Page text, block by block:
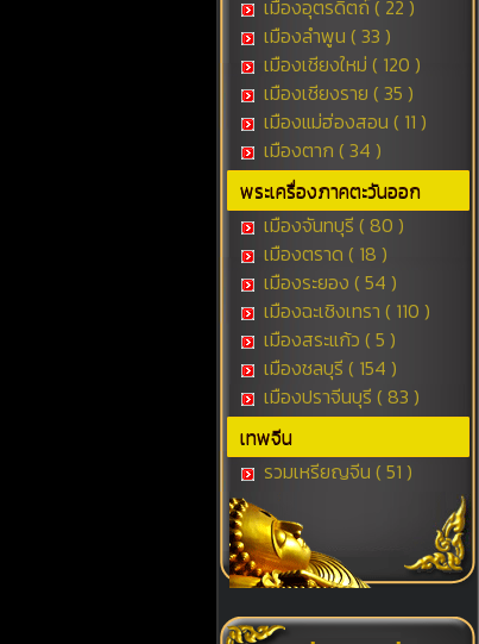
เมืองอุตรดิตถ์ ( 22 )
เมืองลำพูน ( 33 )
เมืองเชียงใหม่ ( 120 )
เมืองเชียงราย ( 35 )
เมืองแม่ฮ่องสอน ( 11 )
เมืองตาก ( 34 )
พระเครื่องภาคตะวันออก
เมืองจันทบุรี ( 80 )
เมืองตราด ( 18 )
เมืองระยอง ( 54 )
เมืองฉะเชิงเทรา ( 110 )
เมืองสระแก้ว ( 5 )
เมืองชลบุรี ( 154 )
เมืองปราจีนบุรี ( 83 )
เทพจีน
รวมเหรียญจีน ( 51 )